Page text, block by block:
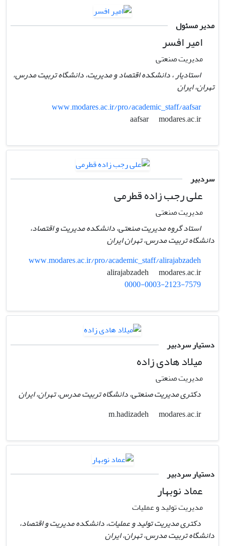
مدیر مسئول
امیر افسر
مدیریت صنعتی
استادیار ، دانشکده اقتصاد و مدیریت، دانشگاه تربیت مدرس،
تهران، ایران
www.modares.ac.ir/pro/academic_staff/aafsar
aafsar
modares.ac.ir
سردبیر
علی رجب زاده قطرمی
مدیریت صنعتی
استاد گروه مدیریت صنعتی، دانشکده مدیریت و اقتصاد،
دانشگاه تربیت مدرس، تهران ایران
www.modares.ac.ir/pro/academic_staff/alirajabzadeh
alirajabzadeh
modares.ac.ir
0000-0003-2123-7579
دستیار سردبیر
میلاد هادی زاده
مدیریت صنعتی
دکتری مدیریت صنعتی، دانشگاه تربیت مدرس، تهران، ایران
m.hadizadeh
modares.ac.ir
دستیار سردبیر
عماد نوبهار
مدیریت تولید و عملیات
دکتری مدیریت تولید و عملیات، دانشکده مدیریت و اقتصاد،
دانشگاه تربیت مدرس، تهران، ایران